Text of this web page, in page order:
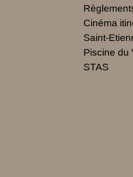
Cinéma
Saint-
Piscine du
STAS